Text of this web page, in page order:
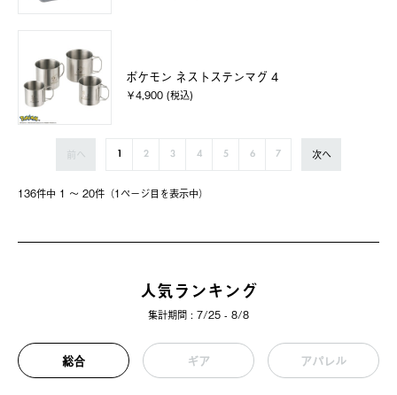
ポケモン ネストステンマグ 4
￥4,900 (税込)
136件中 1 〜 20件（1ページ⽬を表⽰中）
前へ 1 2 3 4 5 6 7 次へ
人気ランキング
集計期間 : 7/25 - 8/8
総合 ギア アパレル